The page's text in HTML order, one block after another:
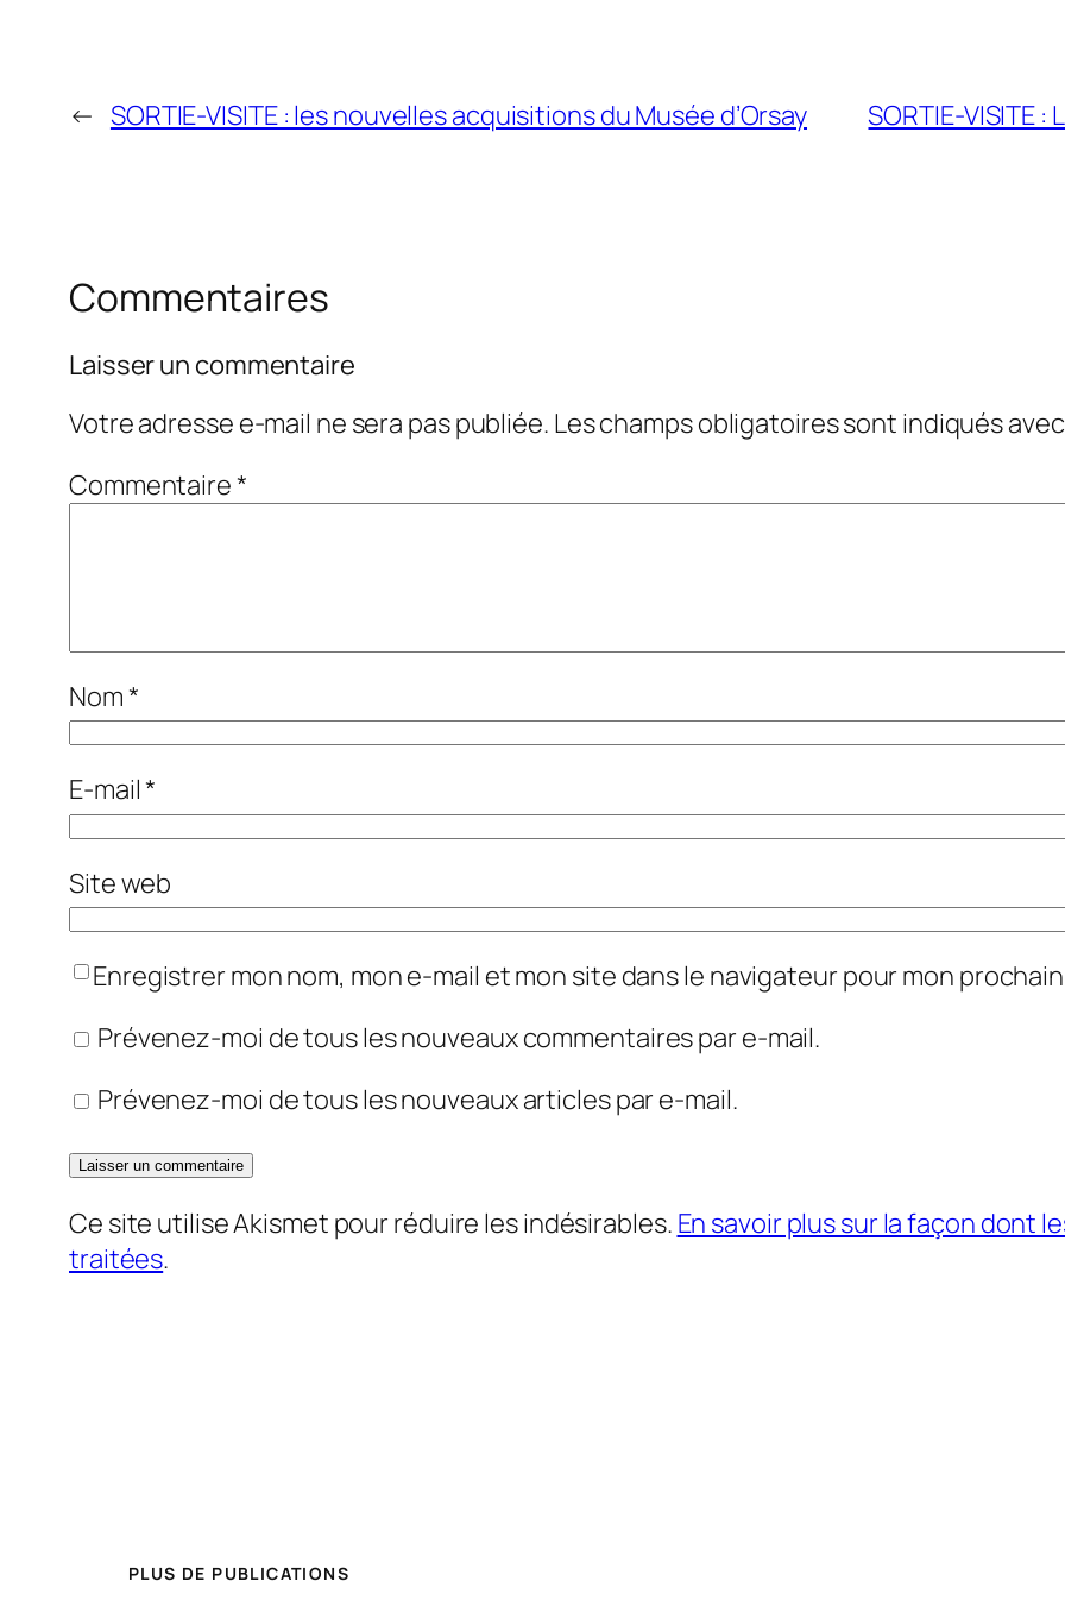
← SORTIE-VISITE : les nouvelles acquisitions du Musée d’Orsay SORTIE-VISITE
Commentaires
Laisser un commentaire
Votre adresse e-mail ne sera pas publiée. Les champs obligatoires sont indiqués avec
Commentaire*
Nom*
E-mail*
Site web
Enregistrer mon nom, mon e-mail et mon site dans le navigateur pour mon
Prévenez-moi de tous les nouveaux commentaires par e-mail.
Prévenez-moi de tous les nouveaux articles par e-mail.
Ce site utilise Akismet pour réduire les indésirables. En savoir plus sur la façon dont
traitées.
PLUS DE PUBLICATIONS